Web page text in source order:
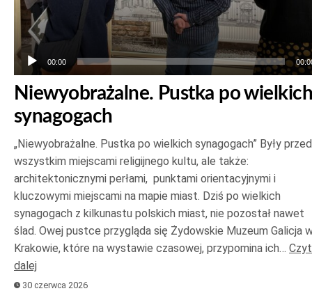
00:00
Niewyobrażalne. Pustka po wielkich
synagogach
„Niewyobrażalne. Pustka po wielkich synagogach” Były
wszystkim miejscami religijnego kultu, ale także:
architektonicznymi perłami, punktami orientacyjnymi i
kluczowymi miejscami na mapie miast. Dziś po wielkich
synagogach z kilkunastu polskich miast, nie pozostał nawet
ślad. Owej pustce przygląda się Żydowskie Muzeum Galicja
Krakowie, które na wystawie czasowej, przypomina ich…
dalej
30 czerwca 2026